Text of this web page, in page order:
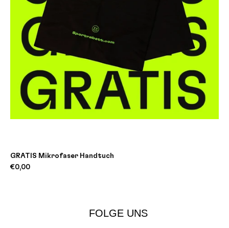
GRATIS Mikrofaser Handtuch
€0,00
FOLGE UNS